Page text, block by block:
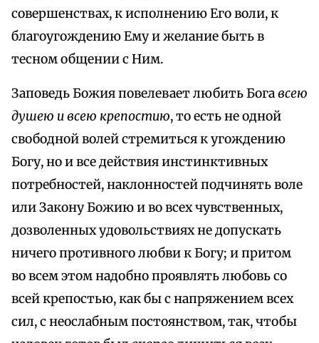
совершенствах, к исполнению Его воли, к
благоугождению Ему и желание быть в
тесном общении с Ним.
Заповедь Божия повелевает любить Богавсею
душею и всею крепостию, то есть не одной
свободной волей стремиться к угождению
Богу, но и все действия инстинктивных
потребностей, наклонностей подчинять воле
или Закону Божию и во всех чувственных,
дозволенных удовольствиях не допускать
ничего противного любви к Богу; и притом
во всем этом надобно проявлять любовь со
всей крепостью, как бы с напряжением всех
сил, с неослабным постоянством, так, чтобы